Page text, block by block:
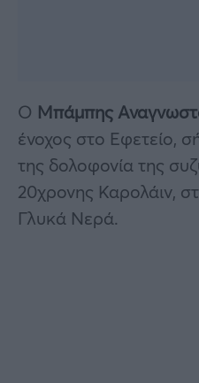
Ο Μπάμπης
ένοχος στο Εφετείο,
της δολοφονία της
20χρονης Καρολάιν,
Γλυκά Νερά.